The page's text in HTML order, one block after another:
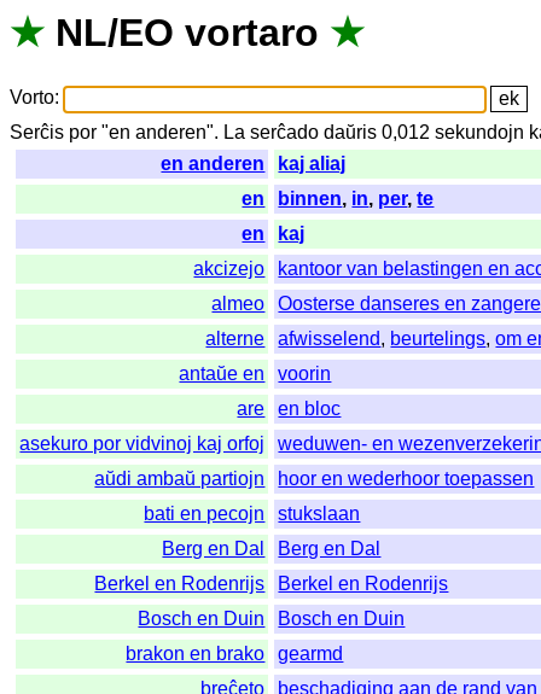
★ NL/EO vortaro ★
Vorto:
Serĉis por "en anderen". La serĉado daŭris 0,012sekundojn
en anderen
kaj aliaj
en
binnen, in, per,te
en
kaj
akcizejo
kantoor van belastingen en
almeo
Oosterse danseres en
alterne
afwisselend, beurtelings,om
antaŭe en
voorin
are
en bloc
asekuro por vidvinoj kaj orfoj
weduwen- en
aŭdi ambaŭ partiojn
hoor en wederhoor toepassen
bati en pecojn
stukslaan
Berg en Dal
Berg en Dal
Berkel en Rodenrijs
Berkel en Rodenrijs
Bosch en Duin
Bosch en Duin
brakon en brako
gearmd
breĉeto
beschadiging aan de rand